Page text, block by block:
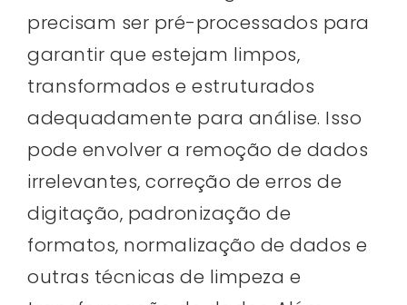
precisam ser pré-processados para
garantir que estejam limpos,
transformados e estruturados
adequadamente para análise. Isso
pode envolver a remoção de dados
irrelevantes, correção de erros de
digitação, padronização de
formatos, normalização de dados e
outras técnicas de limpeza e